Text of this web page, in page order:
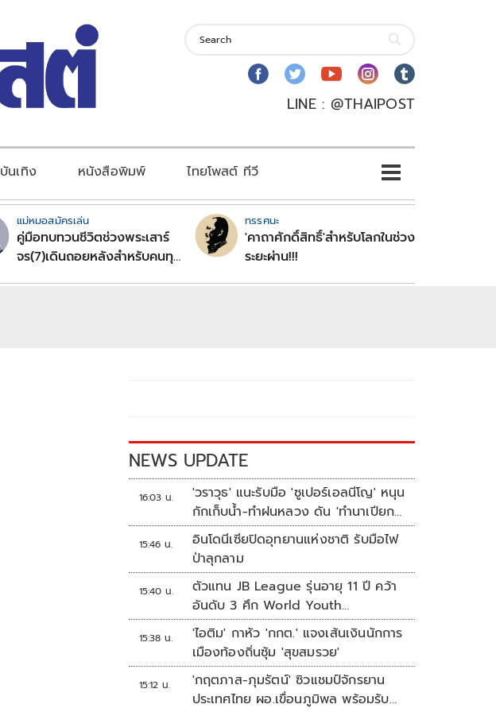
LINE : @THAIPOST
บันเทิง หนังสือพิมพ์ ไทยโพสต์ ทีวี
แม่หมอสมัครเล่น
คู่มือทบทวนชีวิตช่วงพระเสาร์
จร(7)เดินถอยหลังสำหรับคนทุก
ทรรศนะ
'คาถาศักดิ์สิทธิ์'สำหรับโลกในช่วง
ระยะผ่าน!!!
NEWS UPDATE
16:03 น.
'วราวุธ' แนะรับมือ 'ซูเปอร์เอลนีโญ' หนุน
กักเก็บน้ำ-ทำฝนหลวง ดัน 'ทำนาเปียก
สลับแห้ง'
15:46 น.
อินโดนีเซียปิดอุทยานแห่งชาติ รับมือไฟ
ป่าลุกลาม
15:40 น.
ตัวแทน JB League รุ่นอายุ 11 ปี คว้า
อันดับ 3 ศึก World Youth
Championship 2026 ที่สิงคโปร์
15:38 น.
'ไอติม' กาหัว 'กกต.' แจงเส้นเงินนักการ
เมืองท้องถิ่นซุ้ม 'สุขสมรวย'
15:12 น.
'กฤตภาส-ภุมรัตน์' ซิวแชมป์จักรยาน
ประเทศไทย ผอ.เขื่อนภูมิพล พร้อมรับ